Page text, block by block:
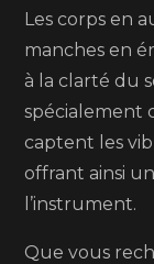
Les corps en
manches en
à la clarté du
spécialement
captent les
offrant ainsi
l’instrument.
Que vous